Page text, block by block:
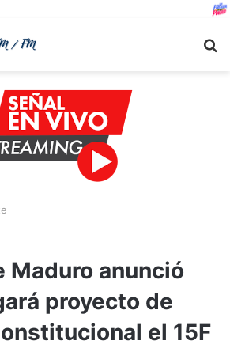
Maduro anunció
proyecto de
el 15F